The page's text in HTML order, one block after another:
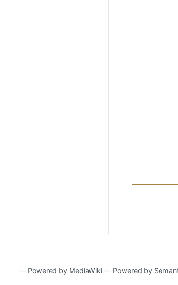
― Powered by MediaWiki ― Powered by